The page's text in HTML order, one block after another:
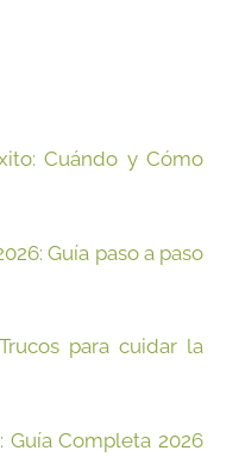
Cuándo y Cómo
Guía paso a paso
para cuidar la
Guía Completa 2026